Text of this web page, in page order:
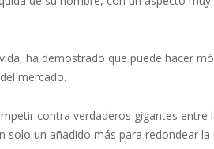
ha demostrado que puede hacer
mercado.
contra verdaderos gigantes entre
un añadido más para redondear la